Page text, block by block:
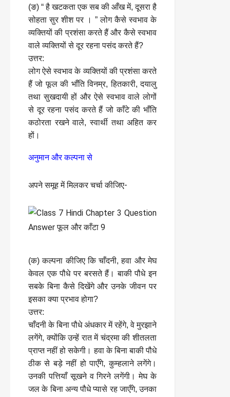
(ङ) “ है खटकता एक सब की आँख में, दूसरा है
सोहता सुर शीश पर । ” लोग कैसे स्वभाव के
व्यक्तियों की प्रशंसा करते हैं और कैसे स्वभाव
वाले व्यक्तियों से दूर रहना पसंद करते हैं?
उत्तर:
लोग ऐसे स्वभाव के व्यक्तियों की प्रशंसा करते
हैं जो फूल की भाँति विनम्र, हितकारी, दयालु
तथा सुखदायी हों और ऐसे स्वभाव वाले लोगों
से दूर रहना पसंद करते हैं जो काँटे की भाँति
कठोरता रखने वाले, स्वार्थी तथा अहित कर
हों।
अनुमान और कल्पना से
अपने समूह में मिलकर चर्चा कीजिए-
(क) कल्पना कीजिए कि चाँदनी, हवा और मेघ
केवल एक पौधे पर बरसते हैं। बाकी पौधे इन
सबके बिना कैसे दिखेंगे और उनके जीवन पर
इसका क्या प्रभाव होगा?
उत्तर:
चाँदनी के बिना पौधे अंधकार में रहेंगे, वे मुरझाने
लगेंगे, क्योंकि उन्हें रात में चंद्रमा की शीतलता
प्राप्त नहीं हो सकेगी। हवा के बिना बाकी पौधे
ठीक से बड़े नहीं हो पाएँगे, कुम्हलाने लगेंगे।
उनकी पत्तियाँ सूखने व गिरने लगेंगी। मेघ के
जल के बिना अन्य पौधे प्यासे रह जाएँगे, उनका